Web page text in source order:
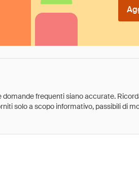
frequenti siano accurate.
solo a scopo informativo, passibili di